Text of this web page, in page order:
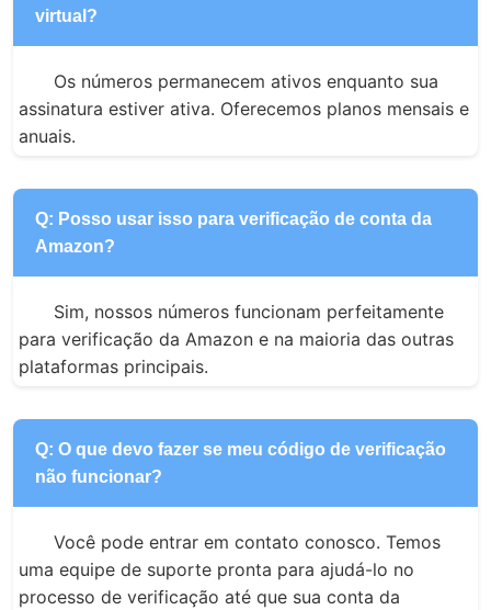
virtual?
Os números permanecem ativos enquanto sua
assinatura estiver ativa. Oferecemos planos mensais e
anuais.
Q: Posso usar isso para verificação de conta da
Amazon?
Sim, nossos números funcionam perfeitamente
para verificação da Amazon e na maioria das outras
plataformas principais.
Q: O que devo fazer se meu código de verificação
não funcionar?
Você pode entrar em contato conosco. Temos
uma equipe de suporte pronta para ajudá-lo no
processo de verificação até que sua conta da